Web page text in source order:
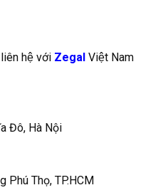
hệ với Zegal Việt Nam
Đô, Hà Nội
Phú Thọ, TP.HCM